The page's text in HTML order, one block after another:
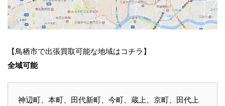
【鳥栖市で出張買取可能な地域はコチラ】
全域可能
神辺町、本町、田代新町、今町、蔵上、京町、田代上